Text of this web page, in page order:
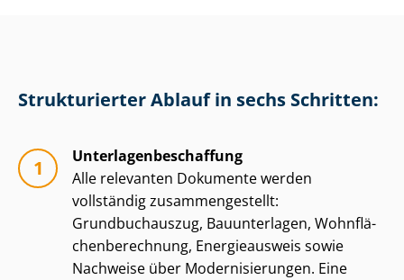
Strukturierter Ablauf in sechs Schritten:
Un­ter­la­gen­be­schaf­fung
Alle relevanten Dokumente werden
vollständig zu­sam­men­ge­stellt:
Grundbuchauszug, Bauunterlagen, Wohn­flä­
chen­be­rech­nung, Energieausweis sowie
Nachweise über Mo­der­ni­sie­run­gen. Eine